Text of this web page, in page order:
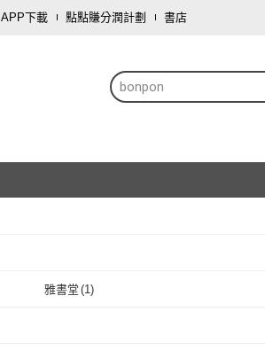
APP下載 點點賺分潤計劃 書店
bonpon
雅書堂 (1)